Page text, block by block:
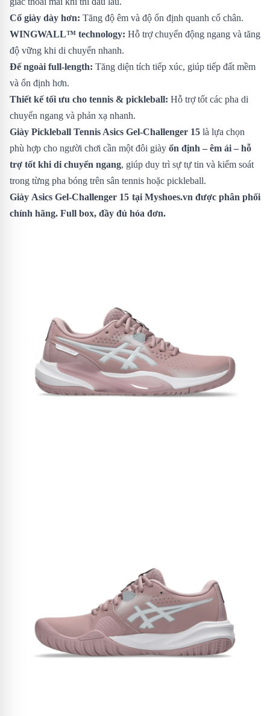
Cổ giày dày hơn: Tăng độ êm và độ ổn định quanh cổ chân.
WINGWALL™ technology: Hỗ trợ chuyển động ngang và tăng
độ vững khi di chuyển nhanh.
Đế ngoài full-length: Tăng diện tích tiếp xúc, giúp tiếp đất mềm
và ổn định hơn.
Thiết kế tối ưu cho tennis & pickleball: Hỗ trợ tốt các pha di
chuyển ngang và phản xạ nhanh.
Giày Pickleball Tennis Asics Gel-Challenger 15 là lựa chọn
phù hợp cho người chơi cần một đôi giày ổn định – êm ái – hỗ
trợ tốt khi di chuyển ngang, giúp duy trì sự tự tin và kiểm soát
trong từng pha bóng trên sân tennis hoặc pickleball.
Giày Asics Gel-Challenger 15 tại Myshoes.vn được phân phối
chính hãng. Full box, đầy đủ hóa đơn.